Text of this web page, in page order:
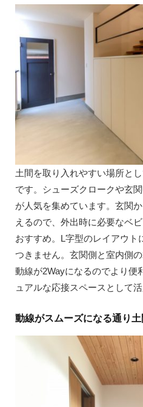
土間を取り入れやすい場所と
です。シューズクロークや玄
が人気を集めています。玄関
えるので、外出時に必要なベ
おすすめ。L字型のレイアウト
つきません。玄関側と室内側
動線が2Wayになるのでより便
ュアルな応接スペースとして活
動線がスムーズになる通り土